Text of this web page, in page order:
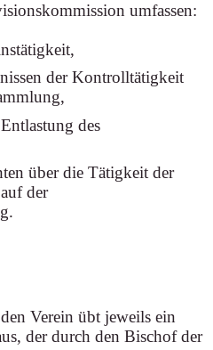
umfassen:
der Kontrolltätigkeit
des
über die Tätigkeit der
der
Verein übt jeweils ein
der durch den Bischof der